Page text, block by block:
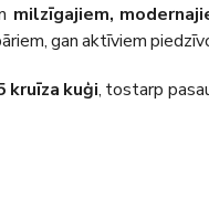
milzīgajiem,
gan aktīviem
kruīza kuģi, tostarp